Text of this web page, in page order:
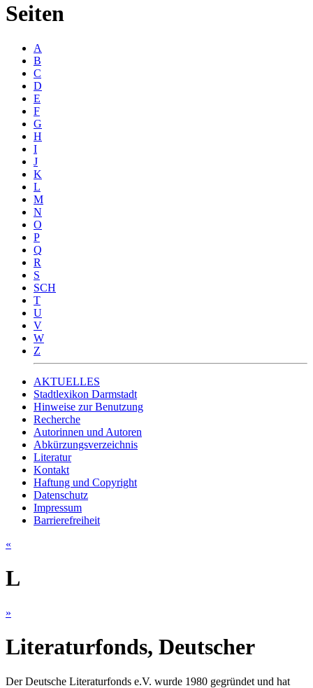
Seiten
A
B
C
D
E
F
G
H
I
J
K
L
M
N
O
P
Q
R
S
SCH
T
U
V
W
Z
AKTUELLES
Stadtlexikon Darmstadt
Hinweise zur Benutzung
Recherche
Autorinnen und Autoren
Abkürzungsverzeichnis
Literatur
Kontakt
Haftung und Copyright
Datenschutz
Impressum
Barrierefreiheit
«
L
»
Literaturfonds, Deutscher
Der Deutsche Literaturfonds e.V. wurde 1980 gegründet und hat